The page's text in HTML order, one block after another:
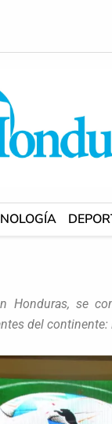
Honduras, se
del continente: